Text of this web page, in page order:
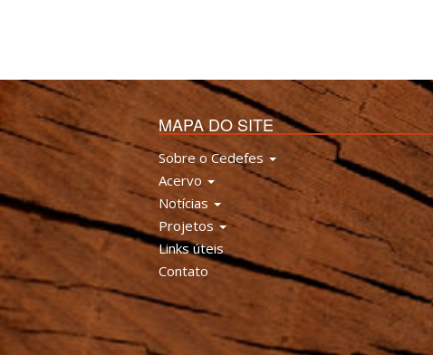
MAPA DO SITE
Sobre o Cedefes
Acervo
Notícias
Projetos
Links úteis
Contato